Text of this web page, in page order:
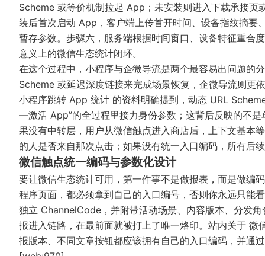
Scheme 或等价机制拉起 App；未安装则进入下载承接页
装后首次启动 App，客户端上传首开时间、设备指纹摘要
暂存参数。步骤六，服务端根据时间窗口、设备特征重合
意义上的微信生态统计闭环。
在这个过程中，小程序与企微导流是两个最容易出问题的
Scheme 或延迟深度链接来完成场景恢复，企微导流则更
小程序跳转 App 统计 的资料明确提到，动态 URL
—激活 App”的全过程里接力身份参数；这背后反映的不
果没有中转层，用户从微信触点进入商店后，上下文基本
的人是否来自那次点击；如果没有统一入口编码，所有后
微信触点统一编码与参数化设计
要让微信生态统计可用，第一件事不是做报表，而是做编
程序页面，都必须拿到自己的入口编号，否则你永远只能
独立 ChannelCode，并附带活动场景、内容版本、分发
报进入链路，在最前面就被打上了唯一烙印。站内关于 微
报版本、不同文章按钮都应该拥有自己的入口编码，并通